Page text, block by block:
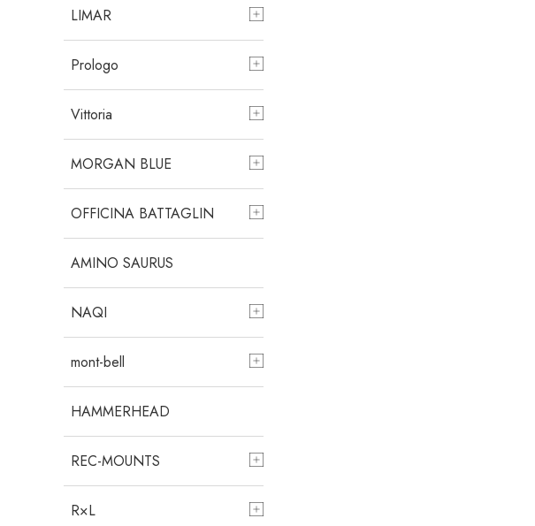
LIMAR
Prologo
Vittoria
MORGAN BLUE
OFFICINA BATTAGLIN
AMINO SAURUS
NAQI
mont-bell
HAMMERHEAD
REC-MOUNTS
R×L